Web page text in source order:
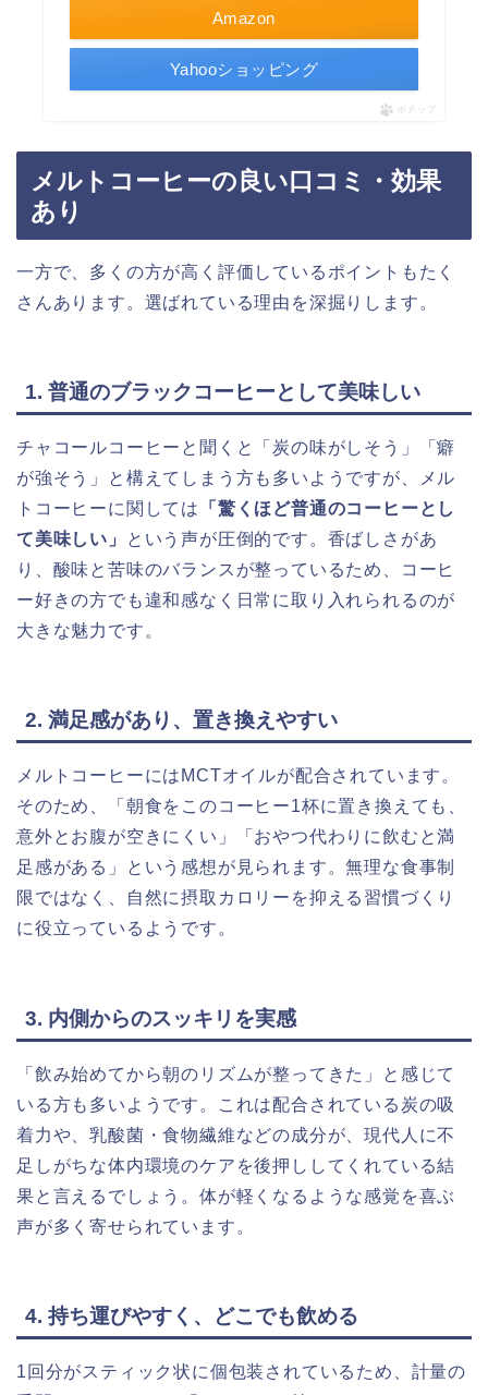
Amazon
Yahooショッピング
ポチップ
メルトコーヒーの良い口コミ・効果
あり
一方で、多くの方が高く評価しているポイントもたく
さんあります。選ばれている理由を深掘りします。
1. 普通のブラックコーヒーとして美味しい
チャコールコーヒーと聞くと「炭の味がしそう」「癖
が強そう」と構えてしまう方も多いようですが、メル
トコーヒーに関しては
「驚くほど普通のコーヒーとし
て美味しい」
という声が圧倒的です。香ばしさがあ
り、酸味と苦味のバランスが整っているため、コーヒ
ー好きの方でも違和感なく日常に取り入れられるのが
大きな魅力です。
2. 満足感があり、置き換えやすい
メルトコーヒーにはMCTオイルが配合されています。
そのため、「朝食をこのコーヒー1杯に置き換えても、
意外とお腹が空きにくい」「おやつ代わりに飲むと満
足感がある」という感想が見られます。無理な食事制
限ではなく、自然に摂取カロリーを抑える習慣づくり
に役立っているようです。
3. 内側からのスッキリを実感
「飲み始めてから朝のリズムが整ってきた」と感じて
いる方も多いようです。これは配合されている炭の吸
着力や、乳酸菌・食物繊維などの成分が、現代人に不
足しがちな体内環境のケアを後押ししてくれている結
果と言えるでしょう。体が軽くなるような感覚を喜ぶ
声が多く寄せられています。
4. 持ち運びやすく、どこでも飲める
1回分がスティック状に個包装されているため、計量の